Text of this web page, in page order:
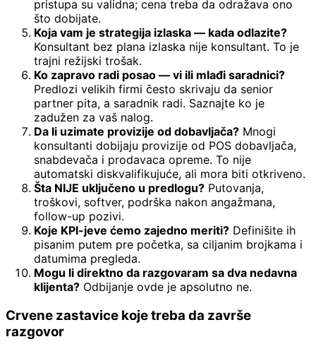
pristupa su validna; cena treba da odražava ono
što dobijate.
Koja vam je strategija izlaska — kada odlazite?
Konsultant bez plana izlaska nije konsultant. To je
trajni režijski trošak.
Ko zapravo radi posao — vi ili mlađi saradnici?
Predlozi velikih firmi često skrivaju da senior
partner pita, a saradnik radi. Saznajte ko je
zadužen za vaš nalog.
Da li uzimate provizije od dobavljača? Mnogi
konsultanti dobijaju provizije od POS dobavljača,
snabdevača i prodavaca opreme. To nije
automatski diskvalifikujuće, ali mora biti otkriveno.
Šta NIJE uključeno u predlogu? Putovanja,
troškovi, softver, podrška nakon angažmana,
follow-up pozivi.
Koje KPI-jeve ćemo zajedno meriti? Definišite ih
pisanim putem pre početka, sa ciljanim brojkama i
datumima pregleda.
Mogu li direktno da razgovaram sa dva nedavna
klijenta? Odbijanje ovde je apsolutno ne.
Crvene zastavice koje treba da završe
razgovor